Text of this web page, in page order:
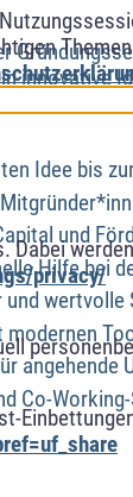
Dabei
privacy/
innovative
Idee bis
und
Hilfe bei
und wertvolle
modernen
angehende
Co-